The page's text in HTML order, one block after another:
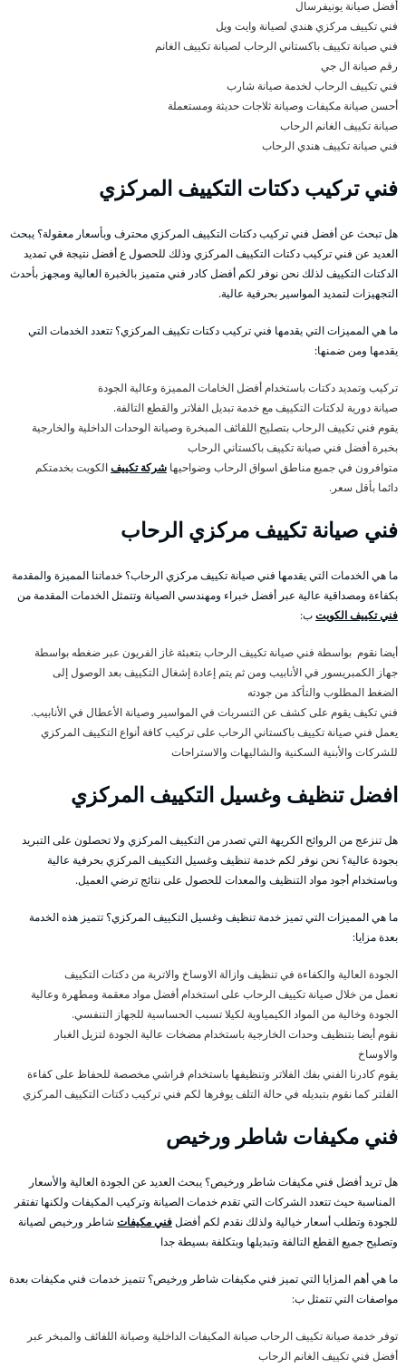
أفضل صيانة يونيفرسال
فني تكييف مركزي هندي لصيانة وايت ويل
فني صيانة تكييف باكستاني الرحاب لصيانة تكييف الغانم
رقم صيانة ال جي
فني تكييف الرحاب لخدمة صيانة شارب
أحسن صيانة مكيفات وصيانة ثلاجات حديثة ومستعملة
صيانة تكييف الغانم الرحاب
فني صيانة تكييف هندي الرحاب
فني تركيب دكتات التكييف المركزي
هل تبحث عن أفضل فني تركيب دكتات التكييف المركزي محترف وبأسعار معقولة؟ يبحث
العديد عن فني تركيب دكتات التكييف المركزي وذلك للحصول ع أفضل نتيجة في تمديد
الدكتات التكييف لذلك نحن نوفر لكم أفضل كادر فني متميز بالخبرة العالية ومجهز بأحدث
التجهيزات لتمديد المواسير بحرفية عالية.
ما هي المميزات التي يقدمها فني تركيب دكتات تكييف المركزي؟ تتعدد الخدمات التي
يقدمها ومن ضمنها:
تركيب وتمديد دكتات باستخدام أفضل الخامات المميزة وعالية الجودة
صيانة دورية لدكتات التكييف مع خدمة تبديل الفلاتر والقطع التالفة.
يقوم فني تكييف الرحاب بتصليح اللفائف المبخرة وصيانة الوحدات الداخلية والخارجية
بخبرة أفضل فني صيانة تكييف باكستاني الرحاب
متوافرون في جميع مناطق اسواق الرحاب وضواحيها شركة تكييفالكويت بخدمتكم
دائما بأقل سعر.
فني صيانة تكييف مركزي الرحاب
ما هي الخدمات التي يقدمها فني صيانة تكييف مركزي الرحاب؟ خدماتنا المميزة والمقدمة
بكفاءة ومصداقية عالية عبر أفضل خبراء ومهندسي الصيانة وتتمثل الخدمات المقدمة من
فني تكييف الكويتب:
أيضا نقوم بواسطة فني صيانة تكييف الرحاب بتعبئة غاز الفريون عبر ضغطه بواسطة
جهاز الكمبريسور في الأنابيب ومن ثم يتم إعادة إشغال التكييف بعد الوصول إلى
الضغط المطلوب والتأكد من جودته
فني تكيف يقوم على كشف عن التسربات في المواسير وصيانة الأعطال في الأنابيب.
يعمل فني صيانة تكييف باكستاني الرحاب على تركيب كافة أنواع التكييف المركزي
للشركات والأبنية السكنية والشاليهات والاستراحات
افضل تنظيف وغسيل التكييف المركزي
هل تنزعج من الروائح الكريهة التي تصدر من التكييف المركزي ولا تحصلون على التبريد
بجودة عالية؟ نحن نوفر لكم خدمة تنظيف وغسيل التكييف المركزي بحرفية عالية
وباستخدام أجود مواد التنظيف والمعدات للحصول على نتائج ترضي العميل.
ما هي المميزات التي تميز خدمة تنظيف وغسيل التكييف المركزي؟ تتميز هذه الخدمة
بعدة مزايا:
الجودة العالية والكفاءة في تنظيف وازالة الاوساخ والاتربة من دكتات التكييف
نعمل من خلال صيانة تكييف الرحاب على استخدام أفضل مواد معقمة ومطهرة وعالية
الجودة وخالية من المواد الكيمياوية لكيلا تسبب الحساسية للجهاز التنفسي.
نقوم أيضا بتنظيف وحدات الخارجية باستخدام مضخات عالية الجودة لتزيل الغبار
والاوساخ
يقوم كادرنا الفني بفك الفلاتر وتنظيفها باستخدام فراشي مخصصة للحفاظ على كفاءة
الفلتر كما نقوم بتبديله في حالة التلف يوفرها لكم فني تركيب دكتات التكييف المركزي
فني مكيفات شاطر ورخيص
هل تريد أفضل فني مكيفات شاطر ورخيص؟ يبحث العديد عن الجودة العالية والأسعار
المناسبة حيث تتعدد الشركات التي تقدم خدمات الصيانة وتركيب المكيفات ولكنها تفتقر
للجودة وتطلب أسعار خيالية ولذلك نقدم لكم أفضلفني مكيفات شاطر ورخيص لصيانة
وتصليح جميع القطع التالفة وتبديلها وبتكلفة بسيطة جدا
ما هي أهم المزايا التي تميز فني مكيفات شاطر ورخيص؟ تتميز خدمات فني مكيفات بعدة
مواصفات التي تتمثل ب:
توفر خدمة صيانة تكييف الرحاب صيانة المكيفات الداخلية وصيانة اللفائف والمبخر عبر
أفضل فني تكييف الغانم الرحاب